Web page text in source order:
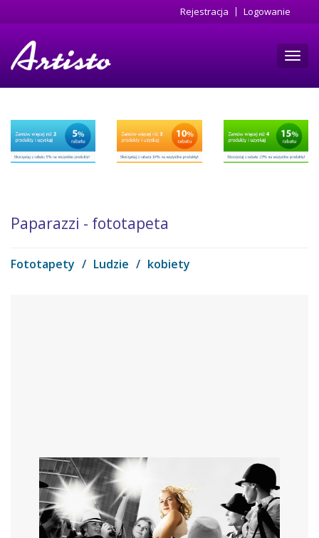
do
Rejestracja Logowanie
Paparazzi - fototapeta
Fototapety / Ludzie / kobiety